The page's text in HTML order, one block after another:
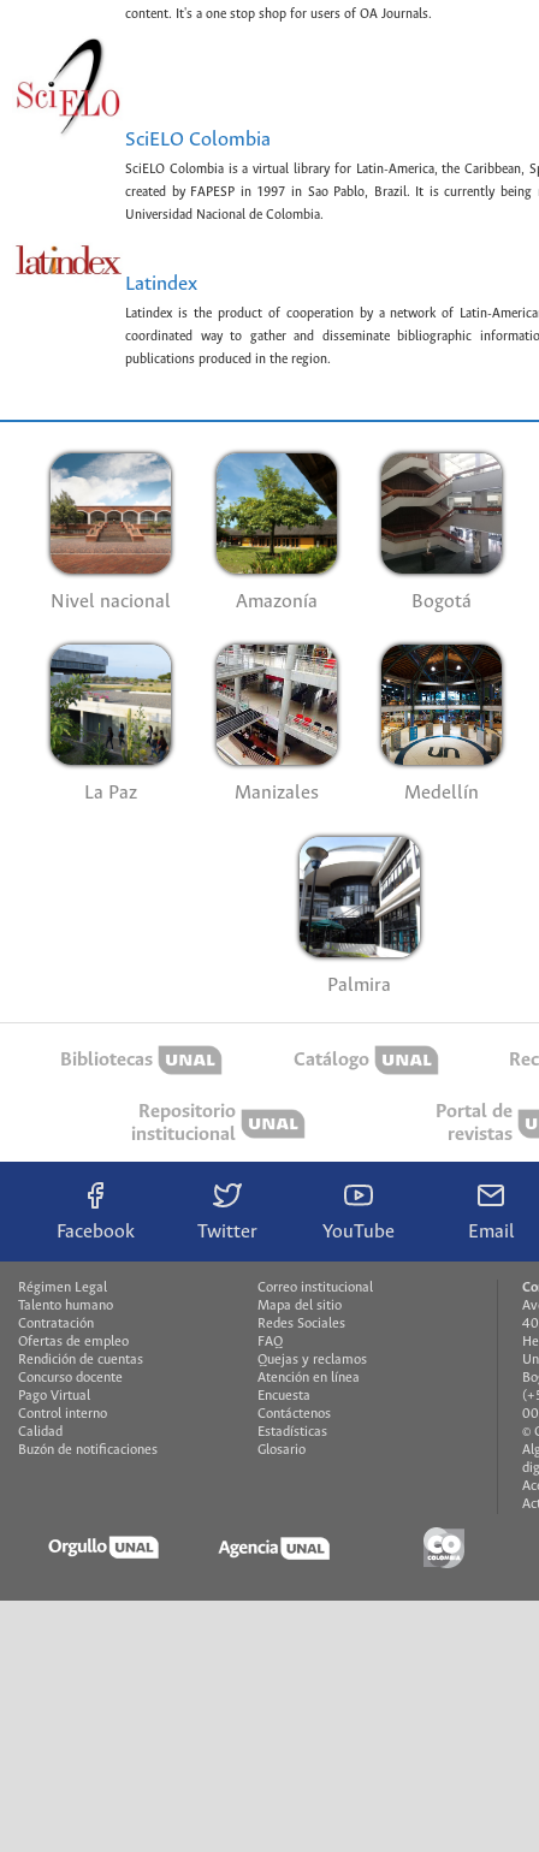
content. It's a one stop shop for users of OA Journals.
SciELO Colombia
SciELO Colombia is a virtual library for Latin-America, the Caribbean,
created by FAPESP in 1997 in Sao Pablo, Brazil. It is currently being
Universidad Nacional de Colombia.
Latindex
Latindex is the product of cooperation by a network of Latin-
coordinated way to gather and disseminate bibliographic
publications produced in the region.
Nivel nacional Amazonía Bogotá
La Paz Manizales Medellín
Palmira
Bibliotecas Catálogo
Repositorio
institucional
Portal de
revistas
Facebook Twitter YouTube Email
Régimen Legal
Talento humano
Contratación
Ofertas de empleo
Rendición de cuentas
Concurso docente
Pago Virtual
Control interno
Calidad
Buzón de notificaciones
Correo institucional
Mapa del sitio
Redes Sociales
FAQ
Quejas y reclamos
Atención en línea
Encuesta
Contáctenos
Estadísticas
Glosario
©